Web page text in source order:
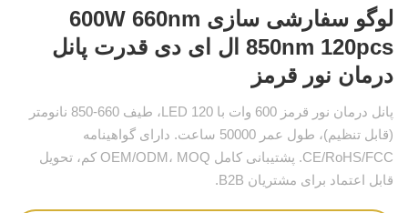
لوگو سفارشی سازی 600W 660nm
850nm 120pcs ال ای دی قدرت پانل
درمان نور قرمز
پانل درمان نور قرمز 600 وات با 120 LED، طیف 660-850 نانومتر
(قابل تنظیم)، طول عمر 50000 ساعت. دارای گواهینامه
CE/RoHS/FCC. پشتیبانی کامل OEM/ODM، MOQ کم، تحویل
قابل اعتماد برای مشتریان B2B.